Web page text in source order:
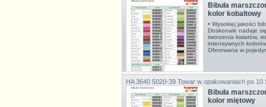
Bibuła
kolor kobaltowy
• Wysokiej jakości
Doskonale nadaje
tworzenia kwiatów,
intensywnych
Oferowana w
HA 3640 5020-39 Towar w opakowaniach po 10
Bibuła
kolor miętowy